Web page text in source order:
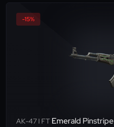
-15%
AK-47 l FT Emerald Pinstripe